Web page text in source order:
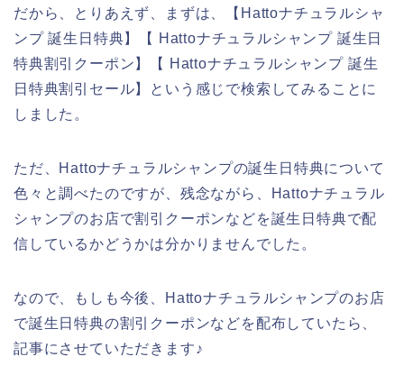
だから、とりあえず、まずは、【Hattoナチュラルシャ
ンプ 誕生日特典】【 Hattoナチュラルシャンプ 誕生日
特典割引クーポン】【 Hattoナチュラルシャンプ 誕生
日特典割引セール】という感じで検索してみることに
しました。
ただ、Hattoナチュラルシャンプの誕生日特典について
色々と調べたのですが、残念ながら、Hattoナチュラル
シャンプのお店で割引クーポンなどを誕生日特典で配
信しているかどうかは分かりませんでした。
なので、もしも今後、Hattoナチュラルシャンプのお店
で誕生日特典の割引クーポンなどを配布していたら、
記事にさせていただきます♪